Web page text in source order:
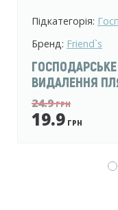
ДЛЯ
КУПИТИ